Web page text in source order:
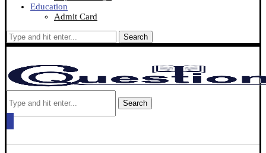
Education
Admit Card
Search
Search